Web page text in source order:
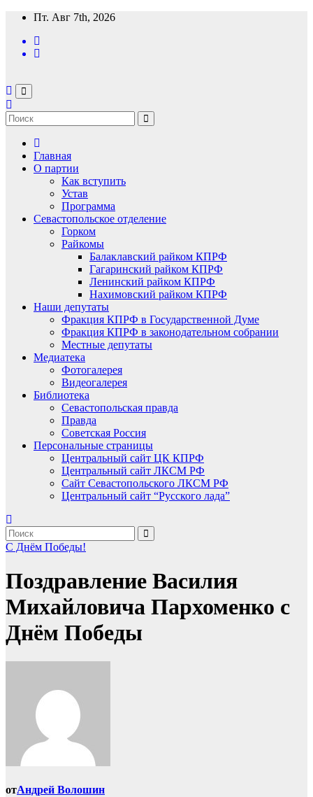
Перейти
содержимому
Пт. Авг 7th, 2026
Главная
О партии
Как вступить
Устав
Программа
Севастопольское отделение
Горком
Райкомы
Балаклавский райком КПРФ
Гагаринский райком КПРФ
Ленинский райком КПРФ
Нахимовский райком КПРФ
Наши депутаты
Фракция КПРФ в Государственной Думе
Фракция КПРФ в законодательном собрании
Местные депутаты
Медиатека
Фотогалерея
Видеогалерея
Библиотека
Севастопольская правда
Правда
Советская Россия
Персональные страницы
Центральный сайт ЦК КПРФ
Центральный сайт ЛКСМ РФ
Сайт Севастопольского ЛКСМ РФ
Центральный сайт “Русского лада”
С Днём Победы!
Поздравление Василия
Михайловича Пархоменко с
Днём Победы
отАндрей Волошин